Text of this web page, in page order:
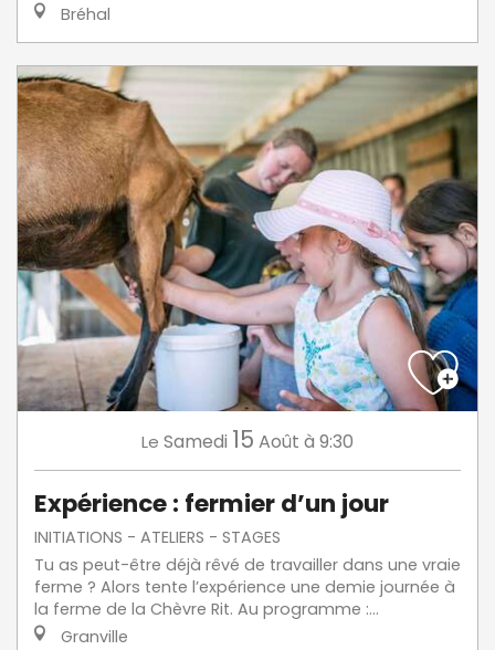
Bréhal
Le Samedi 15 Août à 9:30
Expérience : fermier d’un jour
INITIATIONS - ATELIERS - STAGES
Tu as peut-être déjà rêvé de travailler dans une vraie
ferme ? Alors tente l’expérience une demie journée à
la ferme de la Chèvre Rit. Au programme :...
Granville